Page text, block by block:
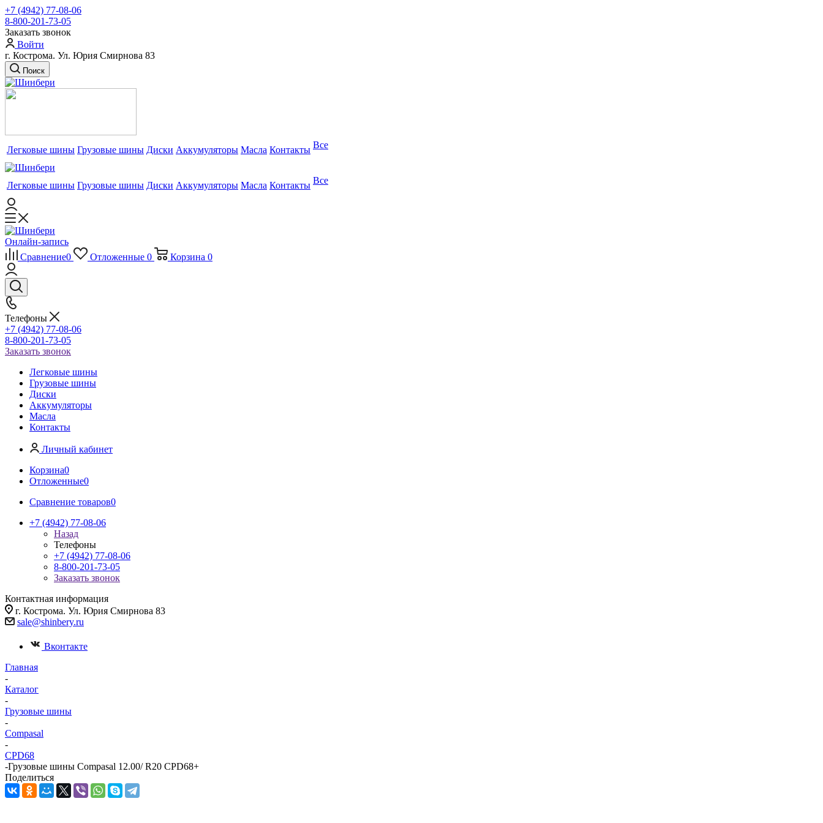
+7 (4942) 77-08-06
8-800-201-73-05
Заказать звонок
Войти
г. Кострома. Ул. Юрия Смирнова 83
Поиск
Легковые шины Грузовые шины Диски Аккумуляторы Масла Контакты Все
Легковые шины Грузовые шины Диски Аккумуляторы Масла Контакты Все
Онлайн-запись
Сравнение0 Отложенные 0 Корзина 0
Телефоны
+7 (4942) 77-08-06
8-800-201-73-05
Заказать звонок
Легковые шины
Грузовые шины
Диски
Аккумуляторы
Масла
Контакты
Личный кабинет
Корзина0
Отложенные0
Сравнение товаров0
+7 (4942) 77-08-06
Назад
Телефоны
+7 (4942) 77-08-06
8-800-201-73-05
Заказать звонок
Контактная информация
г. Кострома. Ул. Юрия Смирнова 83
sale@shinbery.ru
Вконтакте
Главная
-
Каталог
-
Грузовые шины
-
Compasal
-
CPD68
-Грузовые шины Compasal 12.00/ R20 CPD68+
Поделиться